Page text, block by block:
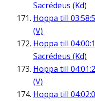
Sacrédeus (Kd)
Hoppa till
(V)
Hoppa till
Sacrédeus (Kd)
Hoppa till
(V)
Hoppa till